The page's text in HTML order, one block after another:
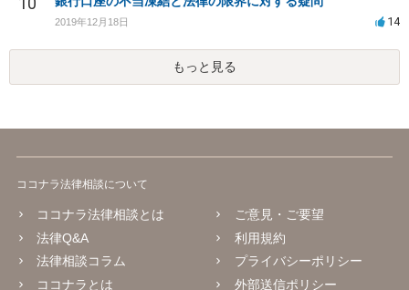
2019年12月18日 14
もっと見る
ココナラ法律相談について
ココナラ法律相談とは
法律Q&A
法律相談コラム
ココナラとは
ご意見・ご要望
利用規約
プライバシーポリシー
外部送信ポリシー